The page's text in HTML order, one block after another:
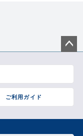
ご利用ガイド
ジト
へ